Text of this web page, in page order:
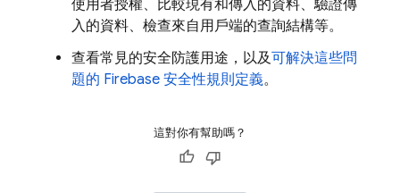
使用者授權、比較現有和傳入的資料、驗證傳
入的資料、檢查來自用戶端的查詢結構等。
查看常見的安全防護用途，以及可解決這些問
題的 Firebase 安全性規則定義。
這對你有幫助嗎？